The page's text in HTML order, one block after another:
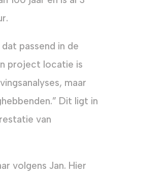
passend in de
project locatie is
maar
Dit ligt in
van
volgens Jan. Hier